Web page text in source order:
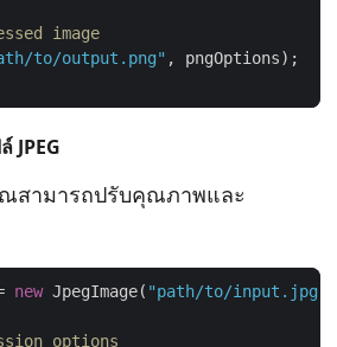
image
to/output.png"
JPEG
ณสามารถปรับคุณภาพและ
new JpegImage( "path/to/input.jpg"
options